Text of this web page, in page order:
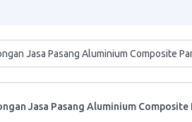
Jasa Pasang Aluminium